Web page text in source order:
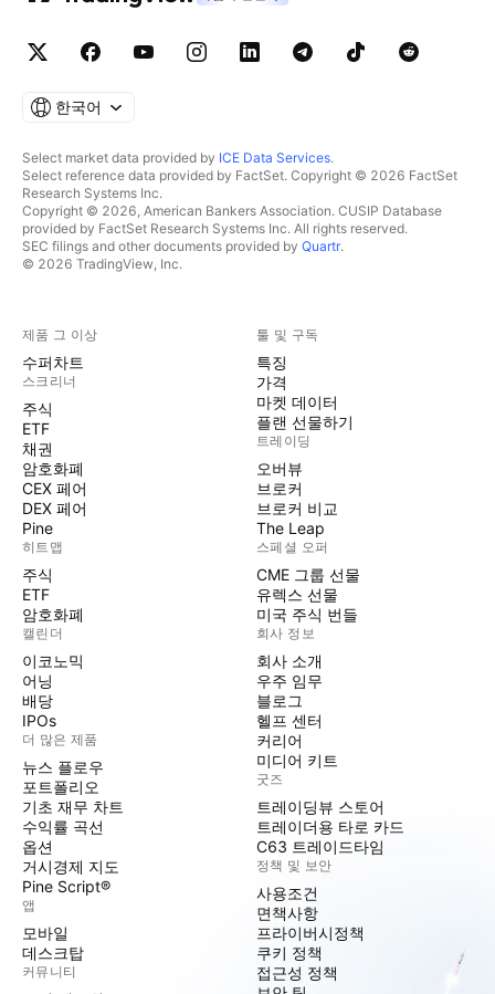
한국어
Select market data provided by ICE Data Services.
Select reference data provided by FactSet. Copyright © 2026 FactSet
Research Systems Inc.
Copyright © 2026, American Bankers Association. CUSIP Database
provided by FactSet Research Systems Inc. All rights reserved.
SEC filings and other documents provided by Quartr.
© 2026 TradingView, Inc.
제품 그 이상
수퍼차트
스크리너
주식
ETF
채권
암호화폐
CEX 페어
DEX 페어
Pine
히트맵
주식
ETF
암호화폐
캘린더
이코노믹
어닝
배당
IPOs
더 많은 제품
뉴스 플로우
포트폴리오
기초 재무 차트
수익률 곡선
옵션
거시경제 지도
Pine Script®
앱
모바일
데스크탑
커뮤니티
툴 및 구독
특징
가격
마켓 데이터
플랜 선물하기
트레이딩
오버뷰
브로커
브로커 비교
The Leap
스페셜 오퍼
CME 그룹 선물
유렉스 선물
미국 주식 번들
회사 정보
회사 소개
우주 임무
블로그
헬프 센터
커리어
미디어 키트
굿즈
트레이딩뷰 스토어
트레이더용 타로 카드
C63 트레이드타임
정책 및 보안
사용조건
면책사항
프라이버시정책
쿠키 정책
접근성 정책